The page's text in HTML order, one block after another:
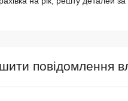
повідомлення